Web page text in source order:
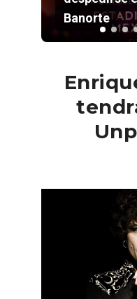
Estadio